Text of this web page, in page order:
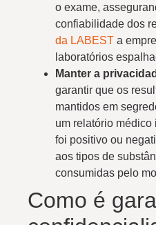
o exame,
confiabilidade dos
da LABEST a
laboratórios
Manter a
garantir que os
mantidos em
um relatório
foi positivo ou
aos tipos de
consumidas pelo
Como é